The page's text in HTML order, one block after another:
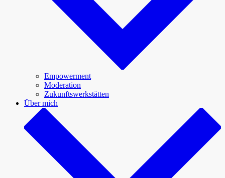
Empowerment
Moderation
Zukunftswerkstätten
Über mich